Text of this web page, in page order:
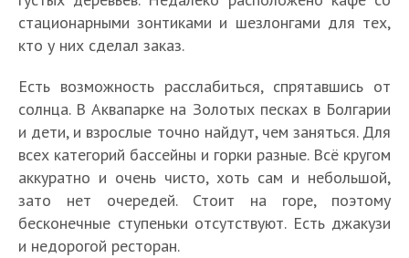
стационарными зонтиками и шезлонгами для тех,
кто у них сделал заказ.
Есть возможность расслабиться, спрятавшись от
солнца. В Аквапарке на Золотых песках в Болгарии
и дети, и взрослые точно найдут, чем заняться. Для
всех категорий бассейны и горки разные. Всё кругом
аккуратно и очень чисто, хоть сам и небольшой,
зато нет очередей. Стоит на горе, поэтому
бесконечные ступеньки отсутствуют. Есть джакузи
и недорогой ресторан.